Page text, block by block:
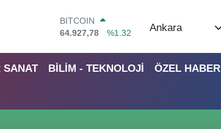
64.927,78
DOLAR
55,0398
%-0.02
GRAM ALTIN
Ankara
SANAT BİLİM - TEKNOLOJİ ÖZEL HABER